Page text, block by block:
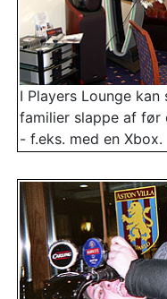
I Players Lounge
familier slappe af før
- f.eks. med en Xbox.